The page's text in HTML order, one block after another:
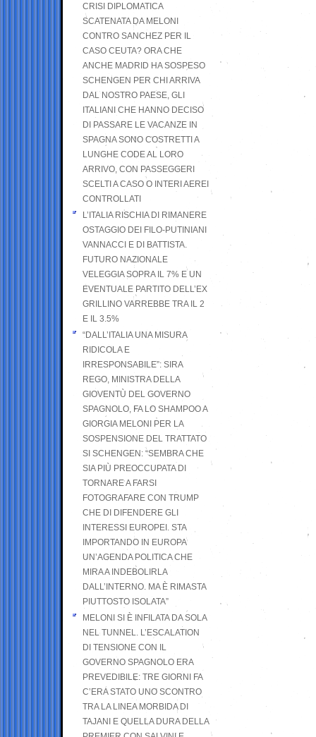
CRISI DIPLOMATICA
SCATENATA DA MELONI
CONTRO SANCHEZ PER IL
CASO CEUTA? ORA CHE
ANCHE MADRID HA SOSPESO
SCHENGEN PER CHI ARRIVA
DAL NOSTRO PAESE, GLI
ITALIANI CHE HANNO DECISO
DI PASSARE LE VACANZE IN
SPAGNA SONO COSTRETTI A
LUNGHE CODE AL LORO
ARRIVO, CON PASSEGGERI
SCELTI A CASO O INTERI AEREI
CONTROLLATI
L’ITALIA RISCHIA DI RIMANERE
OSTAGGIO DEI FILO-PUTINIANI
VANNACCI E DI BATTISTA.
FUTURO NAZIONALE
VELEGGIA SOPRA IL 7% E UN
EVENTUALE PARTITO DELL’EX
GRILLINO VARREBBE TRA IL 2
E IL 3.5%
“DALL’ITALIA UNA MISURA
RIDICOLA E
IRRESPONSABILE”: SIRA
REGO, MINISTRA DELLA
GIOVENTÙ DEL GOVERNO
SPAGNOLO, FA LO SHAMPOO A
GIORGIA MELONI PER LA
SOSPENSIONE DEL TRATTATO
SI SCHENGEN: “SEMBRA CHE
SIA PIÙ PREOCCUPATA DI
TORNARE A FARSI
FOTOGRAFARE CON TRUMP
CHE DI DIFENDERE GLI
INTERESSI EUROPEI. STA
IMPORTANDO IN EUROPA
UN’AGENDA POLITICA CHE
MIRA A INDEBOLIRLA
DALL’INTERNO. MA È RIMASTA
PIUTTOSTO ISOLATA”
MELONI SI È INFILATA DA SOLA
NEL TUNNEL. L’ESCALATION
DI TENSIONE CON IL
GOVERNO SPAGNOLO ERA
PREVEDIBILE: TRE GIORNI FA
C’ERA STATO UNO SCONTRO
TRA LA LINEA MORBIDA DI
TAJANI E QUELLA DURA DELLA